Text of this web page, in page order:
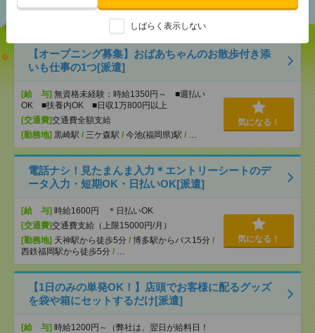
しばらく表示しない
【オープニング募集】おばあちゃんのお散歩付き添
いも仕事の1つ[派遣]
[給 与] 無資格未経験：時給1350円～ ■週払い
OK ■扶養内OK ■日収1万800円以上
[交通費]交通費全額支給
[勤務地] 黒崎駅 / 三ケ森駅 / 今池(福岡県)駅 / …
気になる！
電話ナシ！見たまんま入力＊エントリーシートのデ
ータ入力・短期OK・日払いOK[派遣]
[給 与] 時給1600円 ＊日払いOK
[交通費]交通費支給（上限15000円/月）
[勤務地] 天神駅から徒歩5分 / 博多駅からバス15分 /
西鉄福岡駅から徒歩5分 / …
気になる！
【1日のみの単発OK！】店頭でお客様に配るグッズ
を袋や箱にセットするだけ[派遣]
[給 与] 時給1200円～（弊社は、翌日が給料日！